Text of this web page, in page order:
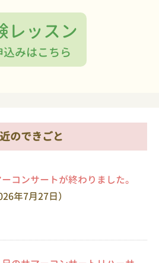
レッスン
込みはこちら
のできごと
コンサートが終わりました。
年7月27日）